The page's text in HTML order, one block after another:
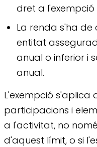
dret a l'exempció
La renda s'ha
entitat
anual o inferior i
anual.
L'exempció s'aplica
participacions i
a l'activitat, no
d'aquest límit, o si